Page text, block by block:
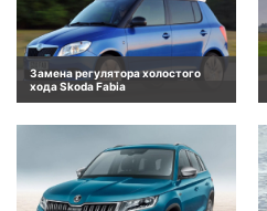
Замена регулятора холостого
хода Skoda Fabia